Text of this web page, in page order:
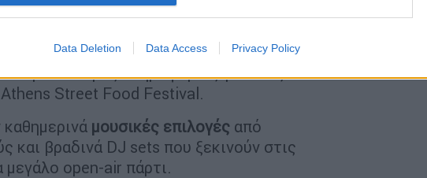
Data Deletion Data Access Privacy Policy
σούσι, σαντουιτσάρες και ό,τι άλλο
foods μέχρι δημιουργικές vegan
γαστρονομικό ταξίδι στις κουζίνες
Περισσότερες πληροφορίες για τους
Street Food Festival.
μουσικές επιλογές από
βραδινά DJ sets που ξεκινούν στις
μεγάλο open-air πάρτι.